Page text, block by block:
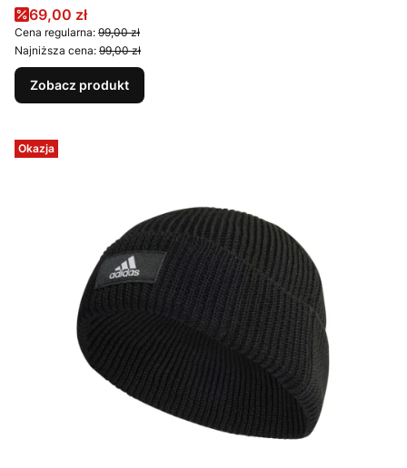
Cena promocyjna
69,00 zł
Cena regularna: 99,00 zł
Najniższa cena: 99,00 zł
Zobacz produkt
Okazja